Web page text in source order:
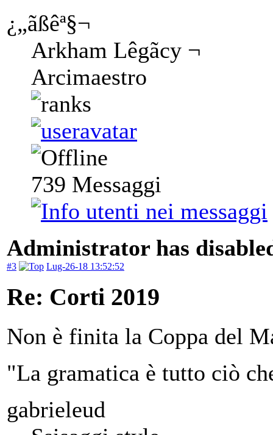
¿„ãßêª§¬
Arkham Lêgãcy ¬
Arcimaestro
739 Messaggi
Administrator has
#3 Lug-26-18 13:52:52
Re: Corti 2019
Non è finita la Coppa del
"La gramatica è tutto ciò
gabrieleud